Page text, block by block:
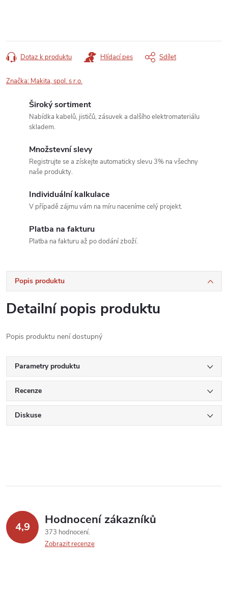
Dotaz k produktu Hlídací pes Sdílet
Značka: Makita, spol. s r.o.
Široký sortiment
Nabídka kabelů, jističů, zásuvek a dalšího elektromateriálu
skladem.
Množstevní slevy
Registrujte se a získejte automaticky slevu 3% na všechny
naše produkty.
Individuální kalkulace
V případě zájmu vám na míru naceníme celý projekt.
Platba na fakturu
Platba na fakturu až po dodání zboží.
Popis produktu
Detailní popis produktu
Popis produktu není dostupný
Parametry produktu
Recenze
Diskuse
4,9 Hodnocení zákazníků
373 hodnocení
Zobrazit recenze